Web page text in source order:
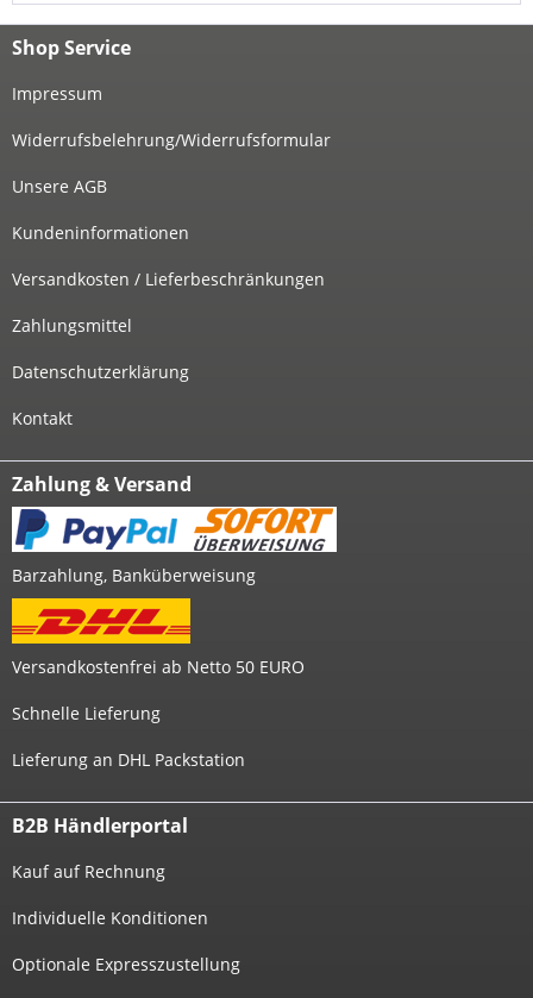
Shop Service
Impressum
Widerrufsbelehrung/Widerrufsformular
Unsere AGB
Kundeninformationen
Versandkosten / Lieferbeschränkungen
Zahlungsmittel
Datenschutzerklärung
Kontakt
Zahlung & Versand
Barzahlung, Banküberweisung
Versandkostenfrei ab Netto 50 EURO
Schnelle Lieferung
Lieferung an DHL Packstation
B2B Händlerportal
Kauf auf Rechnung
Individuelle Konditionen
Optionale Expresszustellung